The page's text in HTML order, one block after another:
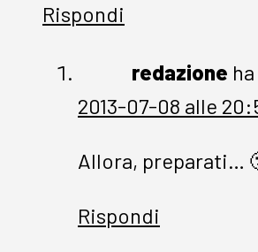
Rispondi
redazione
2013-07-08 alle
Allora, preparati…
Rispondi